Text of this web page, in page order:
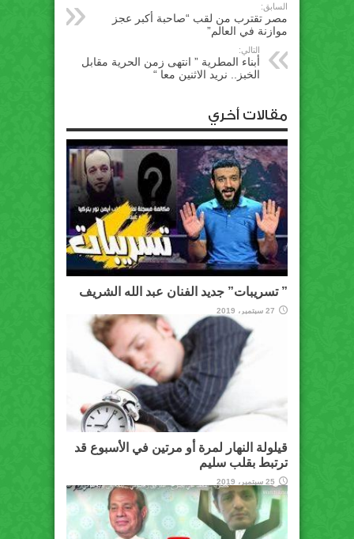
السابق:
مصر تقترب من لقب “صاحبة أكبر عجز
موازنة في العالم”
التالي:
أبناء المطرية ” انتهى زمن الحرية مقابل
الخبز.. نريد الاثنين معا “
مقالات أخري
” تسريبات” جديد الفنان عبد الله الشريف
27 سبتمبر، 2019
قيلولة النهار لمرة أو مرتين في الأسبوع قد
ترتبط بقلب سليم
25 سبتمبر، 2019